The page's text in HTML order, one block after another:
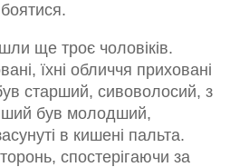
ще троє чоловіків.
їхні обличчя приховані
старший, сивоволосий, з
був молодший,
в кишені пальта.
спостерігаючи за